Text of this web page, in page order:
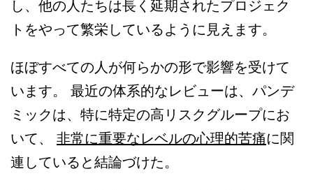
し、他の人たちは長く延期されたプロジェク
トをやって繁栄しているように見えます。
ほぼすべての人が何らかの形で影響を受けて
います。 最近の体系的なレビューは、パンデ
ミックは、特に特定の高リスクグループにお
いて、 非常に重要なレベルの心理的苦痛に関
連していると結論づけた。